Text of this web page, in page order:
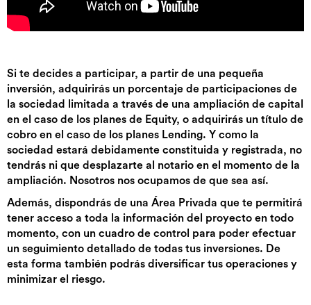
Si te decides a participar, a partir de una pequeña
inversión, adquirirás un porcentaje de participaciones de
la sociedad limitada a través de una ampliación de capital
en el caso de los planes de Equity, o adquirirás un título de
cobro en el caso de los planes Lending. Y como la
sociedad estará debidamente constituida y registrada, no
tendrás ni que desplazarte al notario en el momento de la
ampliación. Nosotros nos ocupamos de que sea así.
Además, dispondrás de una Área Privada que te permitirá
tener acceso a toda la información del proyecto en todo
momento, con un cuadro de control para poder efectuar
un seguimiento detallado de todas tus inversiones. De
esta forma también podrás diversificar tus operaciones y
minimizar el riesgo.